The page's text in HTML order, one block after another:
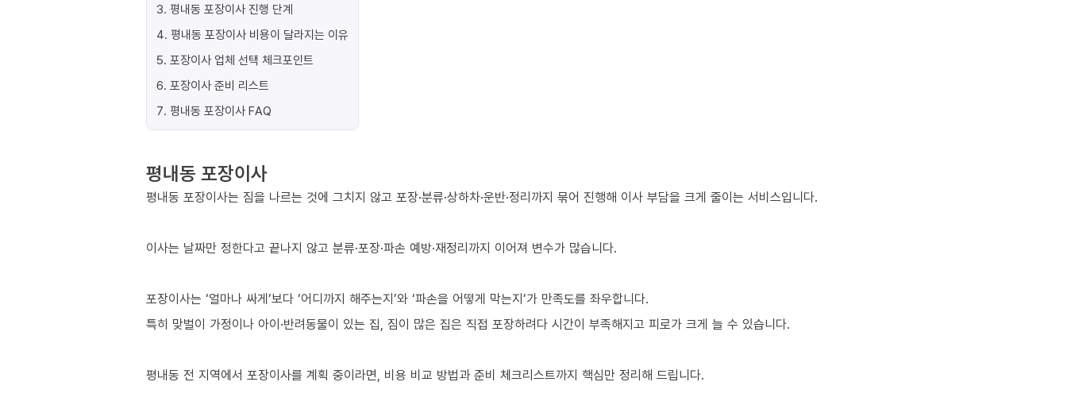
3. 평내동 포장이사 진행 단계
4. 평내동 포장이사 비용이 달라지는 이유
5. 포장이사 업체 선택 체크포인트
6. 포장이사 준비 리스트
7. 평내동 포장이사 FAQ
평내동 포장이사
평내동 포장이사는 짐을 나르는 것에 그치지 않고 포장·분류·상하차·운반·정리까지 묶어 진행해 이사 부담을 크게 줄이는 서비스입니다.
이사는 날짜만 정한다고 끝나지 않고 분류·포장·파손 예방·재정리까지 이어져 변수가 많습니다.
포장이사는 ‘얼마나 싸게’보다 ‘어디까지 해주는지’와 ‘파손을 어떻게 막는지’가 만족도를 좌우합니다.
특히 맞벌이 가정이나 아이·반려동물이 있는 집, 짐이 많은 집은 직접 포장하려다 시간이 부족해지고 피로가 크게 늘 수 있습니다.
평내동 전 지역에서 포장이사를 계획 중이라면, 비용 비교 방법과 준비 체크리스트까지 핵심만 정리해 드립니다.